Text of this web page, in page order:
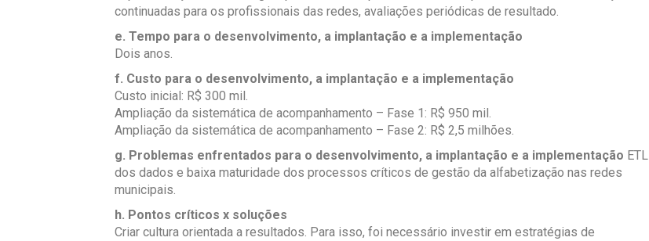
continuadas para os profissionais das redes, avaliações periódicas de resultado.
e. Tempo para o desenvolvimento, a implantação e a implementação
Dois anos.
f. Custo para o desenvolvimento, a implantação e a implementação
Custo inicial: R$ 300 mil.
Ampliação da sistemática de acompanhamento – Fase 1: R$ 950 mil.
Ampliação da sistemática de acompanhamento – Fase 2: R$ 2,5 milhões.
g. Problemas enfrentados para o desenvolvimento, a implantação e a implementação ETL
dos dados e baixa maturidade dos processos críticos de gestão da alfabetização nas redes
municipais.
h. Pontos críticos x soluções
Criar cultura orientada a resultados. Para isso, foi necessário investir em estratégias de